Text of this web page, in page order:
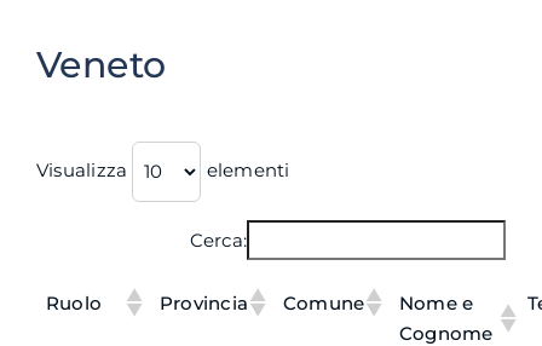
Veneto
Visualizza elementi
Cerca:
Ruolo Provincia Comune
Nome e
Cognome